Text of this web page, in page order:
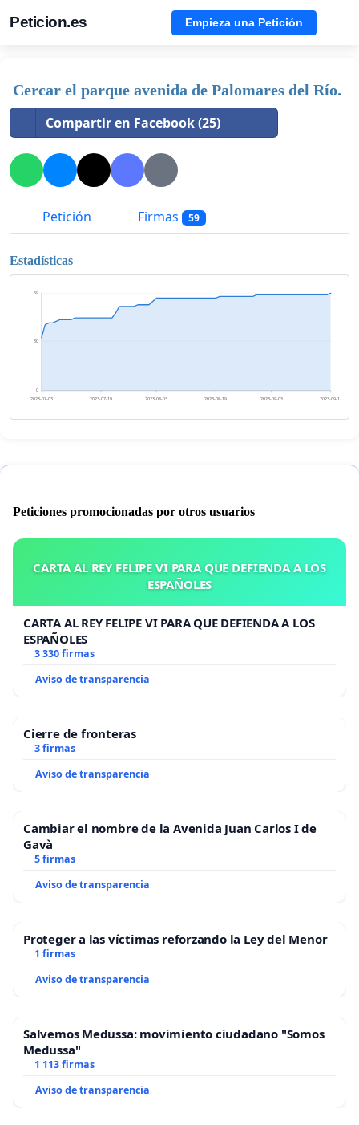
Peticion.es Empieza una Petición
Cercar el parque avenida de Palomares del Río.
Compartir en Facebook (25)
Petición Firmas 59
Estadísticas
0
30
59
2023-07-03 2023-07-19 2023-08-03 2023-08-19 2023-09-03 2023-09-19
Peticiones promocionadas por otros usuarios
CARTA AL REY FELIPE VI PARA QUE DEFIENDA A LOS
ESPAÑOLES
CARTA AL REY FELIPE VI PARA QUE DEFIENDA A LOS
ESPAÑOLES
3 330 firmas
Aviso de transparencia
Cierre de fronteras
3 firmas
Aviso de transparencia
Cambiar el nombre de la Avenida Juan Carlos I de
Gavà
5 firmas
Aviso de transparencia
Proteger a las víctimas reforzando la Ley del Menor
1 firmas
Aviso de transparencia
Salvemos Medussa: movimiento ciudadano "Somos
Medussa"
1 113 firmas
Aviso de transparencia